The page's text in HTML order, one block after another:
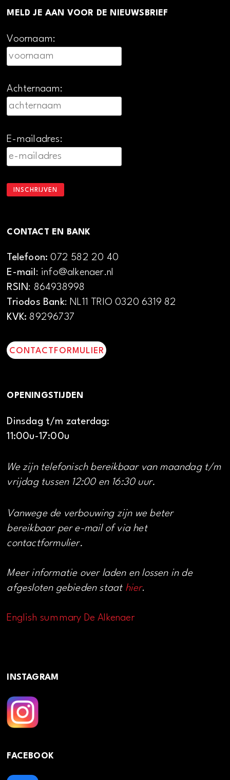
MELD JE AAN VOOR DE NIEUWSBRIEF
Voornaam:
Achternaam:
E-mailadres:
CONTACT EN BANK
Telefoon:072 582 20 40
E-mail: info@alkenaer.nl
RSIN: 864938998
Triodos Bank: NL11 TRIO 0320 6319 82
KVK: 89296737
CONTACTFORMULIER
OPENINGSTIJDEN
Dinsdag t/m zaterdag:
11:00u-17:00u
We zijn telefonisch bereikbaar van maandag t/m
vrijdag tussen 12:00 en 16:30 uur.
Vanwege de verbouwing zijn we beter
bereikbaar per e-mail of via het
contactformulier.
Meer informatie over laden en lossen in de
afgesloten gebieden staat hier.
English summary De Alkenaer
INSTAGRAM
FACEBOOK